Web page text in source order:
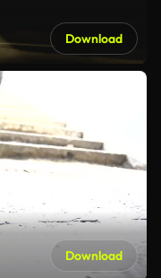
Download
Download